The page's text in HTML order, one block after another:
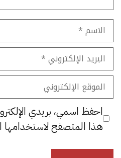
الاسم
البريد
الإلكتروني
الموقع
الإلكتروني
احفظ اسمي، بريدي
هذا المتصفح لاستخدامها